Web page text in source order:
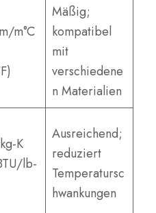
m°C
Mäßig;
kompatibel
mit
verschiedene
n Materialien
K
lb-
Ausreichend;
reduziert
Temperatursc
hwankungen